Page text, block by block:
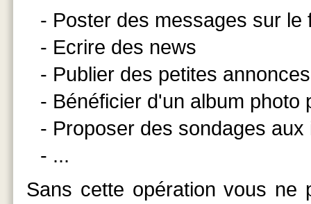
- Poster des messages sur le
- Ecrire des news
- Publier des petites annonces
- Bénéficier d'un album
- Proposer des sondages aux
- ...
Sans cette opération vous ne